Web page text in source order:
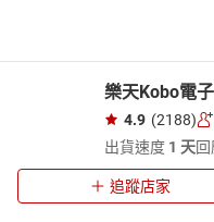
樂天Kobo電
4.9 (2188)
出貨速度 1 天
追蹤店家